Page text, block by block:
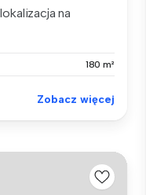
na
180 m²
Zobacz więcej